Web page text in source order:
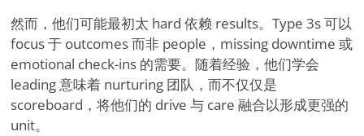
然而，他们可能最初太 hard 依赖 results。Type 3s 可以
focus 于 outcomes 而非 people，missing downtime 或
emotional check-ins 的需要。随着经验，他们学会
leading 意味着 nurturing 团队，而不仅仅是
scoreboard，将他们的 drive 与 care 融合以形成更强的
unit。